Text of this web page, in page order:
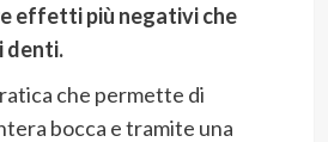
effetti più negativi che
denti.
che permette di
bocca e tramite una